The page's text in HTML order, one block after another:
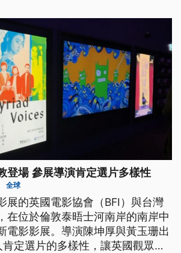
登場 參展導演肯定選片多樣性
全球
展的英國電影協會（BFI）與台灣
在位於倫敦泰晤士河南岸的南岸中
電影影展。導演陳坤厚與黃玉珊出
定選片的多樣性，讓英國觀眾更